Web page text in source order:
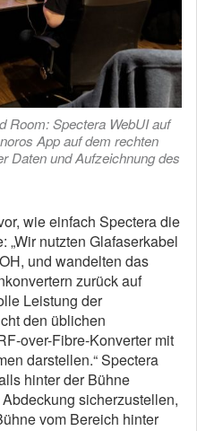
Room: Spectera WebUI auf
App auf dem rechten
Daten und Aufzeichnung des
wie einfach Spectera die
„Wir nutzten Glafaserkabel
und wandelten das
zurück auf
Leistung der
den üblichen
over-Fibre-Konverter mit
darstellen.“ Spectera
hinter der Bühne
sicherzustellen,
vom Bereich hinter